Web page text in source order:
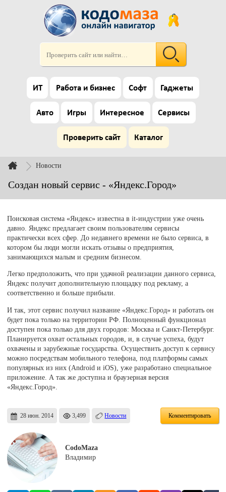
ИТ Работа и бизнес Софт Гаджеты
Авто Игры Интересное Сервисы
Проверить сайт Каталог
Новости
Создан новый сервис - «Яндекс.Город»
Поисковая система «Яндекс» известна в it-индустрии уже очень
давно. Яндекс предлагает своим пользователям сервисы
практически всех сфер. До недавнего времени не было сервиса, в
котором бы люди могли искать отзывы о предприятия,
занимающихся малым и средним бизнесом.
Легко предположить, что при удачной реализации данного сервиса,
Яндекс получит дополнительную площадку под рекламу, а
соответственно и больше прибыли.
И так, этот сервис получил название «Яндекс.Город» и работать он
будет пока только на территории РФ. Полноценный функционал
доступен пока только для двух городов: Москва и Санкт-Петербург.
Планируется охват остальных городов, и, в случае успеха, будут
охвачены и зарубежные государства. Осуществить доступ к сервису
можно посредствам мобильного телефона, под платформы самых
популярных из них (Android и iOS), уже разработано специальное
приложение. А так же доступна и браузерная версия
«Яндекс.Город».
28 июн. 2014 3,499 Новости Комментировать
CodoMaza
Владимир